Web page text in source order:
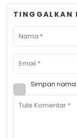
TINGGALKAN
Simpan